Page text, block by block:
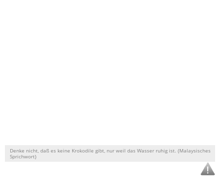
Denke nicht, daß es keine Krokodile gibt, nur weil das Wasser ruhig ist. (Malaysisches
Sprichwort)